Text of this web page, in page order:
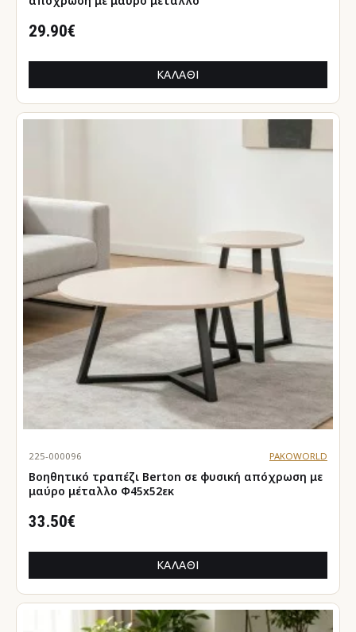
29.90€
ΚΑΛΆΘΙ
225-000096 PAKOWORLD
Βοηθητικό τραπέζι Berton σε φυσική απόχρωση με
μαύρο μέταλλο Φ45x52εκ
33.50€
ΚΑΛΆΘΙ